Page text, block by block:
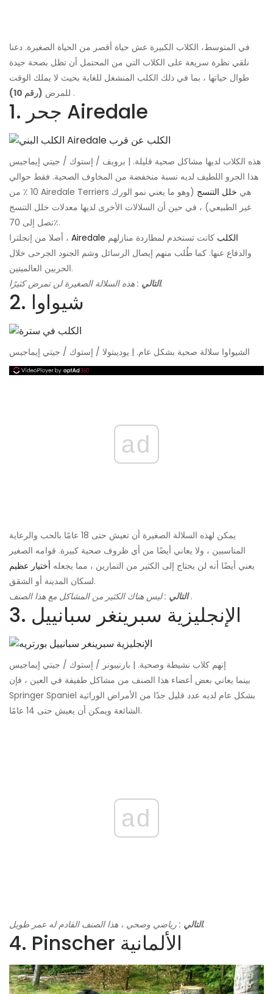
في المتوسط، الكلاب الكبيرة عش حياة أقصر من الحياة الصغيرة. دعنا
نلقي نظرة سريعة على الكلاب التي من المحتمل أن تظل بصحة جيدة
طوال حياتها ، بما في ذلك الكلب المنشغل للغاية بحيث لا يملك الوقت
للمرض (رقم 10) .
1. جحر Airedale
هذه الكلاب لديها مشاكل صحية قليلة. | برويف / إستوك / جيتي إيماجيس
هذا الجرو اللطيف لديه نسبة منخفضة من المخاوف الصحية. فقط حوالي
10 ٪ من Airedale Terriers هي خلل التنسج (وهو ما يعني نمو الورك
غير الطبيعي) ، في حين أن السلالات الأخرى لديها معدلات خلل التنسج
تصل إلى 70٪.
أصلا من إنجلترا ،
Airedale الكلب كانت تستخدم لمطاردة منازلهم
والدفاع عنها. كما طُلب منهم إيصال الرسائل وشم الجنود الجرحى خلال
الحربين العالميتين.
التالي: هذه السلالة الصغيرة لن تمرض كثيرًا.
2. شيواوا
الشيواوا سلالة صحية بشكل عام. | يوديبتولا / إستوك / جيتي إيماجيس
ad
يمكن لهذه السلالة الصغيرة أن تعيش حتى 18 عامًا بالحب والرعاية
المناسبين ، ولا يعاني أيضًا من أي ظروف صحية كبيرة. قوامه الصغير
يعني أيضًا أنه لن يحتاج إلى الكثير من التمارين ، مما يجعله أختيار عظيم
لسكان المدينة أو الشقق.
التالي : ليس هناك الكثير من المشاكل مع هذا الصنف .
3. الإنجليزية سبرينغر سبانييل
إنهم كلاب نشيطة وصحية. | بارنيبونر / إستوك / جيتي إيماجيس
بينما يعاني بعض أعضاء هذا الصنف من مشاكل طفيفة في العين ، فإن
Springer Spaniel بشكل عام لديه عدد قليل جدًا من الأمراض الوراثية
الشائعة ويمكن أن يعيش حتى 14 عامًا.
ad
التالي: رياضي وصحي ، هذا الصنف القادم له عمر طويل.
4. Pinscher الألمانية